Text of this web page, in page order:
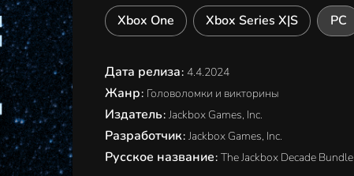
Xbox One Xbox Series X|S PC
Дата релиза: 4.4.2024
Жанр: Головоломки и викторины
Издатель: Jackbox Games, Inc.
Разработчик: Jackbox Games, Inc.
Русское название: The Jackbox Decade Bundle